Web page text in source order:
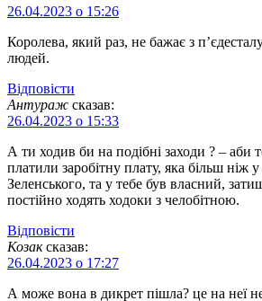
26.04.2023 о 15:26
Королева, який раз, не бажає з
людей.
Відповіcти
Антураж сказав:
26.04.2023 о 15:33
А ти ходив би на подібні заходи ? – аби
платили заробітну плату, яка більш ніж
Зеленського, та у тебе був власний,
постійно ходять ходоки з челобітною.
Відповіcти
Козак сказав:
26.04.2023 о 17:27
А може вона в дикрет пішла? це на неї